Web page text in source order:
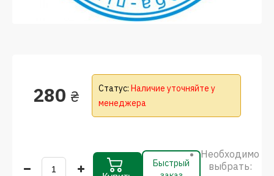
280 ₴ Статус: Наличие уточняйте у
менеджера
Быстрый
Необходимо
выбрать: